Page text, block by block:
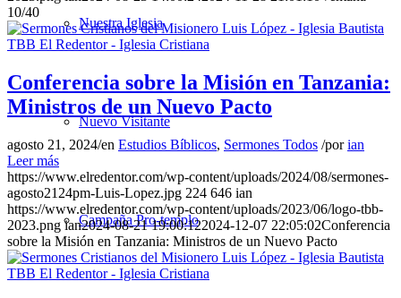
Nuestra Iglesia
Nuevo Visitante
Campaña Pro-templo
10/40
Conferencia sobre la Misión en Tanzania:
Ministros de un Nuevo Pacto
agosto 21, 2024/en Estudios Bíblicos, Sermones Todos /porian
Leer más
https://www.elredentor.com/wp-content/uploads/2024/08/sermones-
agosto2124pm-Luis-Lopez.jpg 224 646 ian
https://www.elredentor.com/wp-content/uploads/2023/06/logo-tbb-
2023.png ian2024-08-21 19:00:122024-12-07 22:05:02Conferencia
sobre la Misión en Tanzania: Ministros de un Nuevo Pacto